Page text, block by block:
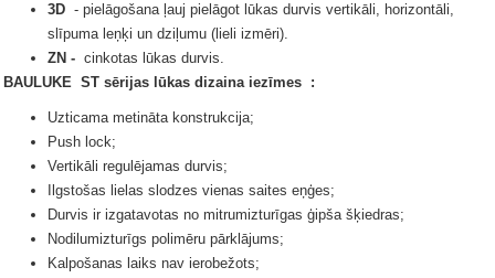
3D - pielāgošana ļauj pielāgot lūkas durvis vertikāli, horizontāli,
slīpuma leņķi un dziļumu (lieli izmēri).
ZN - cinkotas lūkas durvis.
BAULUKE ST sērijas lūkas dizaina iezīmes :
Uzticama metināta konstrukcija;
Push lock;
Vertikāli regulējamas durvis;
Ilgstošas ​​lielas slodzes vienas saites eņģes;
Durvis ir izgatavotas no mitrumizturīgas ģipša šķiedras;
Nodilumizturīgs polimēru pārklājums;
Kalpošanas laiks nav ierobežots;